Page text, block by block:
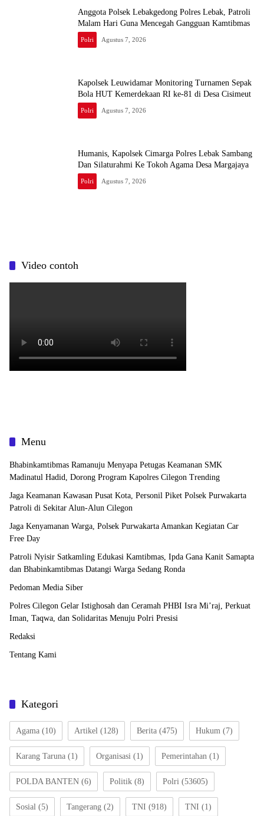
Anggota Polsek Lebakgedong Polres Lebak, Patroli
Malam Hari Guna Mencegah Gangguan Kamtibmas
Polri Agustus 7, 2026
Kapolsek Leuwidamar Monitoring Turnamen Sepak
Bola HUT Kemerdekaan RI ke-81 di Desa Cisimeut
Polri Agustus 7, 2026
Humanis, Kapolsek Cimarga Polres Lebak Sambang
Dan Silaturahmi Ke Tokoh Agama Desa Margajaya
Polri Agustus 7, 2026
Video contoh
Menu
Bhabinkamtibmas Ramanuju Menyapa Petugas Keamanan SMK
Madinatul Hadid, Dorong Program Kapolres Cilegon Trending
Jaga Keamanan Kawasan Pusat Kota, Personil Piket Polsek Purwakarta
Patroli di Sekitar Alun-Alun Cilegon
Jaga Kenyamanan Warga, Polsek Purwakarta Amankan Kegiatan Car
Free Day
Patroli Nyisir Satkamling Edukasi Kamtibmas, Ipda Gana Kanit Samapta
dan Bhabinkamtibmas Datangi Warga Sedang Ronda
Pedoman Media Siber
Polres Cilegon Gelar Istighosah dan Ceramah PHBI Isra Mi’raj, Perkuat
Iman, Taqwa, dan Solidaritas Menuju Polri Presisi
Redaksi
Tentang Kami
Kategori
Agama (10) Artikel (128) Berita (475) Hukum (7)
Karang Taruna (1) Organisasi (1) Pemerintahan (1)
POLDA BANTEN (6) Politik (8) Polri (53605)
Sosial (5) Tangerang (2) TNI (918) TNI (1)